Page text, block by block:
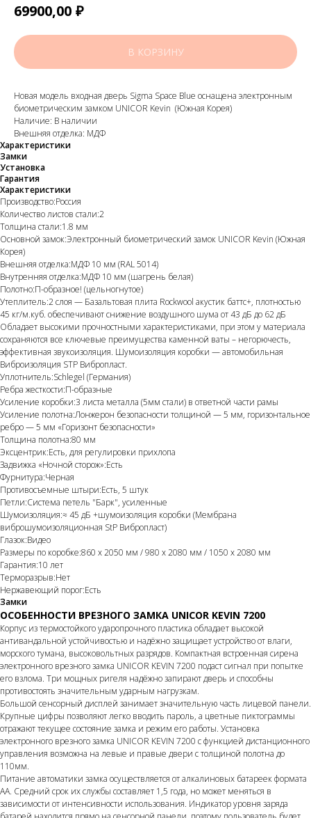
69900,00 ₽
В КОРЗИНУ
Новая модель входная дверь Sigma Space Blue оснащена электронным
биометрическим замком UNICOR Kevin (Южная Корея)
Наличие: В наличии
Внешняя отделка: МДФ
Характеристики
Замки
Установка
Гарантия
Характеристики
Производство:Россия
Количество листов стали:2
Толщина стали:1.8 мм
Основной замок:Электронный биометрический замок UNICOR Kevin (Южная
Корея)
Внешняя отделка:МДФ 10 мм (RAL 5014)
Внутренняя отделка:МДФ 10 мм (шагрень белая)
Полотно:П-образное! (цельногнутое)
Утеплитель:2 слоя — Базальтовая плита Rockwool акустик баттс+, плотностью
45 кг/м.куб. обеспечивают снижение воздушного шума от 43 дБ до 62 дБ
Обладает высокими прочностными характеристиками, при этом у материала
сохраняются все ключевые преимущества каменной ваты – негорючесть,
эффективная звукоизоляция. Шумоизоляция коробки — автомобильная
Виброизоляция STP Вибропласт.
Уплотнитель:Schlegel (Германия)
Ребра жесткости:П-образные
Усиление коробки:3 листа металла (5мм стали) в ответной части рамы
Усиление полотна:Лонжерон безопасности толщиной — 5 мм, горизонтальное
ребро — 5 мм «Горизонт безопасности»
Толщина полотна:80 мм
Эксцентрик:Есть, для регулировки прихлопа
Задвижка «Ночной сторож»:Есть
Фурнитура:Черная
Противосъемные штыри:Есть, 5 штук
Петли:Система петель "Барк", усиленные
Шумоизоляция:≈ 45 дБ +шумоизоляция коробки (Мембрана
виброшумоизоляционная StP Вибропласт)
Глазок:Видео
Размеры по коробке:860 х 2050 мм / 980 х 2080 мм / 1050 x 2080 мм
Гарантия:10 лет
Терморазрыв:Нет
Нержавеющий порог:Есть
Замки
ОСОБЕННОСТИ ВРЕЗНОГО ЗАМКА UNICOR KEVIN 7200
Корпус из термостойкого ударопрочного пластика обладает высокой
антивандальной устойчивостью и надёжно защищает устройство от влаги,
морского тумана, высоковольтных разрядов. Компактная встроенная сирена
электронного врезного замка UNICOR KEVIN 7200 подаст сигнал при попытке
его взлома. Три мощных ригеля надёжно запирают дверь и способны
противостоять значительным ударным нагрузкам.
Большой сенсорный дисплей занимает значительную часть лицевой панели.
Крупные цифры позволяют легко вводить пароль, а цветные пиктограммы
отражают текущее состояние замка и режим его работы. Установка
электронного врезного замка UNICOR KEVIN 7200 с функцией дистанционного
управления возможна на левые и правые двери с толщиной полотна до
110мм.
Питание автоматики замка осуществляется от алкалиновых батареек формата
АА. Средний срок их службы составляет 1,5 года, но может меняться в
зависимости от интенсивности использования. Индикатор уровня заряда